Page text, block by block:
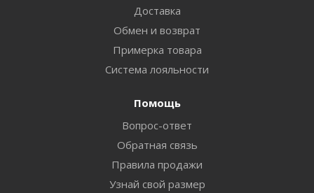
Доставка
Обмен и возврат
Примерка товара
Система лояльности
Помощь
Вопрос-ответ
Обратная связь
Правила продажи
Узнай свой размер